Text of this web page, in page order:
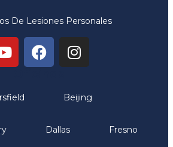
De Lesiones Personales
Beijing
Dallas Fresno